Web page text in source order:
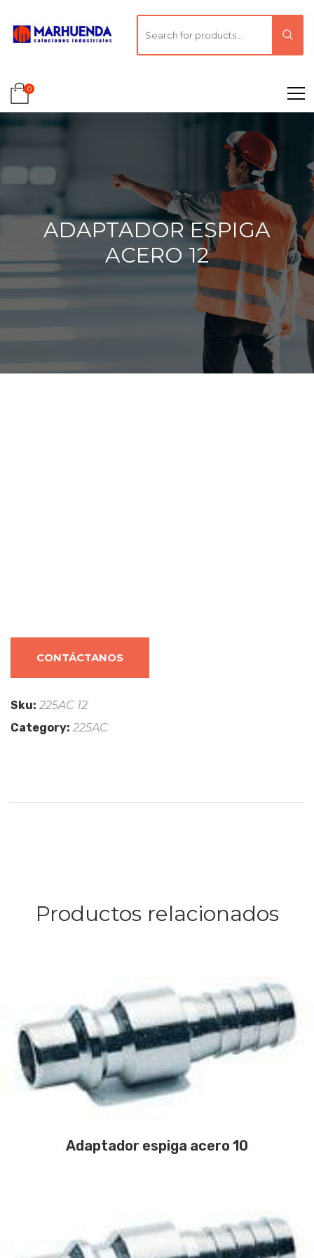
0
ADAPTADOR ESPIGA
ACERO 12
CONTÁCTANOS
Sku: 225AC 12
Category: 225AC
Productos relacionados
Adaptador espiga acero 10